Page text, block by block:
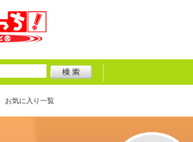
お気に入り一覧